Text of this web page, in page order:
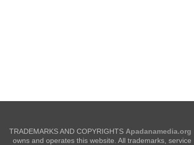
TRADEMARKS AND COPYRIGHTS Apadanamedia.org
owns and operates this website. All trademarks, service